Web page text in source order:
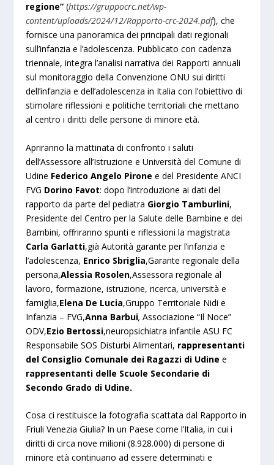
regione”(https://gruppocrc.net/wp-
content/uploads/2024/12/Rapporto-crc-2024.pdf), che
fornisce una panoramica dei principali dati regionali
sull’infanzia e l’adolescenza. Pubblicato con cadenza
triennale, integra l’analisi narrativa dei Rapporti annuali
sul monitoraggio della Convenzione ONU sui diritti
dell’infanzia e dell’adolescenza in Italia con l’obiettivo di
stimolare riflessioni e politiche territoriali che mettano
al centro i diritti delle persone di minore età.
Apriranno la mattinata di confronto i saluti
dell’Assessore all’Istruzione e Università del Comune di
Udine Federico Angelo Pirone e del Presidente ANCI
FVG Dorino Favot: dopo l’introduzione ai dati del
rapporto da parte del pediatra Giorgio Tamburlini,
Presidente del Centro per la Salute delle Bambine e dei
Bambini, offriranno spunti e riflessioni la magistrata
Carla Garlatti,già Autorità garante per l’infanzia e
l’adolescenza, Enrico Sbriglia,Garante regionale della
persona,Alessia Rosolen,Assessora regionale al
lavoro, formazione, istruzione, ricerca, università e
famiglia,Elena De Lucia,Gruppo Territoriale Nidi e
Infanzia – FVG,Anna Barbui,Associazione “Il Noce”
ODV,Ezio Bertossi,neuropsichiatra infantile ASU FC
Responsabile SOS Disturbi Alimentari, rappresentanti
del Consiglio Comunale dei Ragazzi di Udinee
rappresentanti delle Scuole Secondarie di
Secondo Grado di Udine.
Cosa ci restituisce la fotografia scattata dal Rapporto in
Friuli Venezia Giulia? In un Paese come l’Italia, in cui i
diritti di circa nove milioni (8.928.000) di persone di
minore età continuano ad essere determinati e